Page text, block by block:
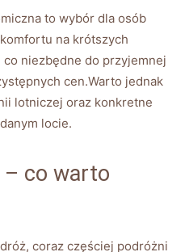
to wybór dla osób
na krótszych
⁢niezbędne ⁢do przyjemnej
⁣cen.Warto jednak
lotniczej ⁣oraz konkretne
locie.
co ‌warto
coraz​ częściej podróżni